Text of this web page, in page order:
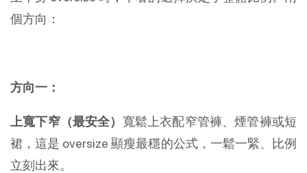
個方向：
方向一：
上寬下窄（最安全） 寬鬆上衣配窄管褲、煙管褲或短
裙，這是 oversize 顯瘦最穩的公式，一鬆一緊、比例
立刻出來。